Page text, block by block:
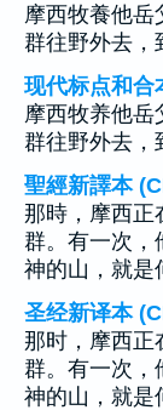
摩西牧養他岳
群往野外去，
现代标点和
摩西牧养他岳
群往野外去，
聖經新譯本
那時，摩西正
群。有一次
神的山，就是
圣经新译本
那时，摩西正
群。有一次
神的山，就是